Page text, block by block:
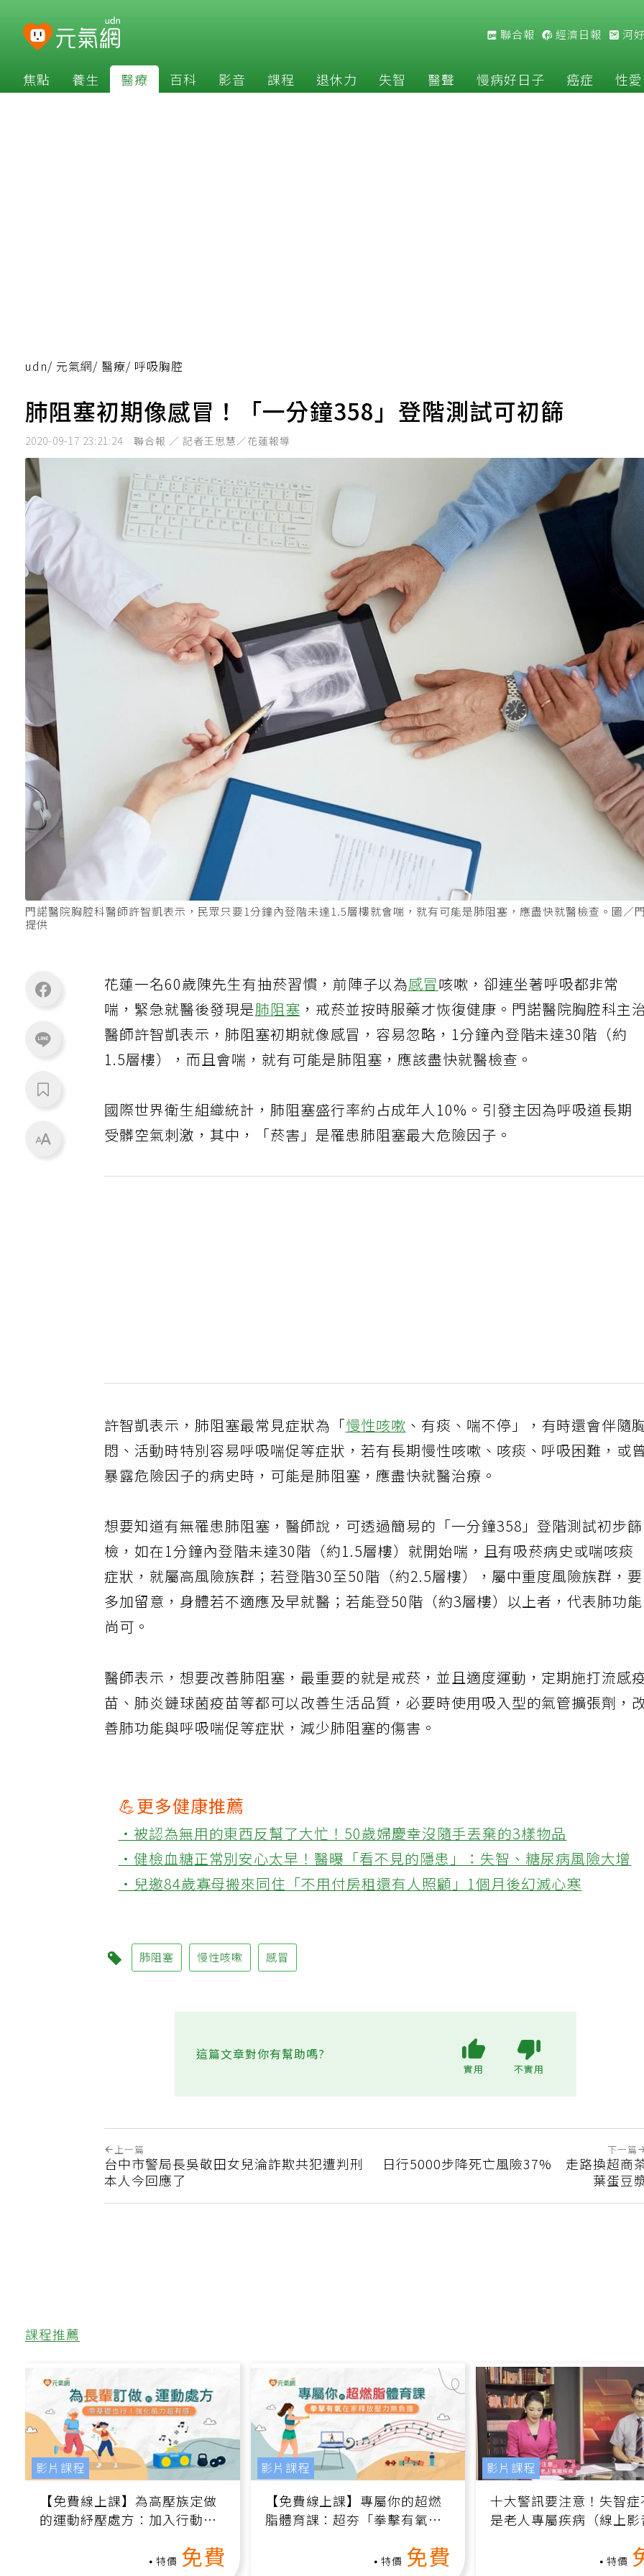
聯合報 經濟日報 河
焦點 養生 醫療 百科 影音 課程 退休力 失智 醫聲 慢病好日子 癌症 性愛
udn/ 元氣網/ 醫療/ 呼吸胸腔
肺阻塞初期像感冒！「一分鐘358」登階測試可初篩
2020-09-17 23:21:24 聯合報 ／ 記者王思慧／花蓮報導
門諾醫院胸腔科醫師許智凱表示，民眾只要1分鐘內登階未達1.5層樓就會喘，就有可能是肺阻塞，應盡快就醫檢查。圖／
提供
花蓮一名60歲陳先生有抽菸習慣，前陣子以為感冒咳嗽，卻連坐著呼吸都非常
喘，緊急就醫後發現是肺阻塞 ，戒菸並按時服藥才恢復健康。門諾醫院胸腔科主
醫師許智凱表示，肺阻塞初期就像感冒，容易忽略，1分鐘內登階未達30階（約
1.5層樓），而且會喘，就有可能是肺阻塞，應該盡快就醫檢查。
國際世界衛生組織統計，肺阻塞盛行率約占成年人10%。引發主因為呼吸道長期
受髒空氣刺激，其中，「菸害」是罹患肺阻塞最大危險因子。
許智凱表示，肺阻塞最常見症狀為「慢性咳嗽 、有痰、喘不停」，有時還會伴隨
悶、活動時特別容易呼吸喘促等症狀，若有長期慢性咳嗽、咳痰、呼吸困難，或
暴露危險因子的病史時，可能是肺阻塞，應盡快就醫治療。
想要知道有無罹患肺阻塞，醫師說，可透過簡易的「一分鐘358」登階測試初步
檢，如在1分鐘內登階未達30階（約1.5層樓）就開始喘，且有吸菸病史或喘咳痰
症狀，就屬高風險族群；若登階30至50階（約2.5層樓），屬中重度風險族群，
多加留意，身體若不適應及早就醫；若能登50階（約3層樓）以上者，代表肺功
尚可。
醫師表示，想要改善肺阻塞，最重要的就是戒菸，並且適度運動，定期施打流感
苗、肺炎鏈球菌疫苗等都可以改善生活品質，必要時使用吸入型的氣管擴張劑，
善肺功能與呼吸喘促等症狀，減少肺阻塞的傷害。
💪更多健康推薦
‧被認為無用的東西反幫了大忙！50歲婦慶幸沒隨手丟棄的3樣物品
‧健檢血糖正常別安心太早！醫曝「看不見的隱患」：失智、糖尿病風險大增
‧兒邀84歲寡母搬來同住「不用付房租還有人照顧」1個月後幻滅心寒
肺阻塞 慢性咳嗽 感冒
這篇文章對你有幫助嗎?
上一篇
台中市警局長吳敬田女兒淪詐欺共犯遭判刑
本人今回應了
下一篇
日行5000步降死亡風險37% 走路換超商
葉蛋豆
課程推薦
【免費線上課】為高壓族定做
的運動紓壓處方：加入行動、
增肌、互動元素，0基礎也能
免費
影片課程
【免費線上課】專屬你的超燃
脂體育課：超夯「拳擊有氧」
高壓族在家釋放壓力無負擔
免費
影片課程
十大警訊要注意！失智
是老人專屬疾病（線上
影片課程